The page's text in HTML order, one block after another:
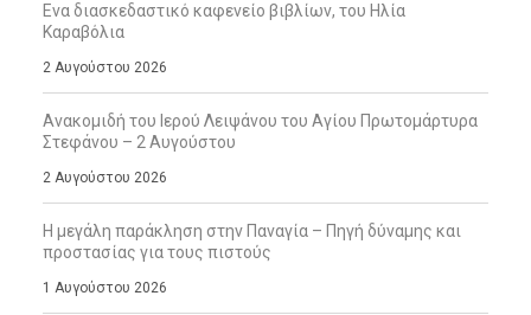
Ενα διασκεδαστικό καφενείο βιβλίων, του Ηλία
Καραβόλια
2 Αυγούστου 2026
Ανακομιδή του Ιερού Λειψάνου του Αγίου Πρωτομάρτυρα
Στεφάνου – 2 Αυγούστου
2 Αυγούστου 2026
Η μεγάλη παράκληση στην Παναγία – Πηγή δύναμης και
προστασίας για τους πιστούς
1 Αυγούστου 2026